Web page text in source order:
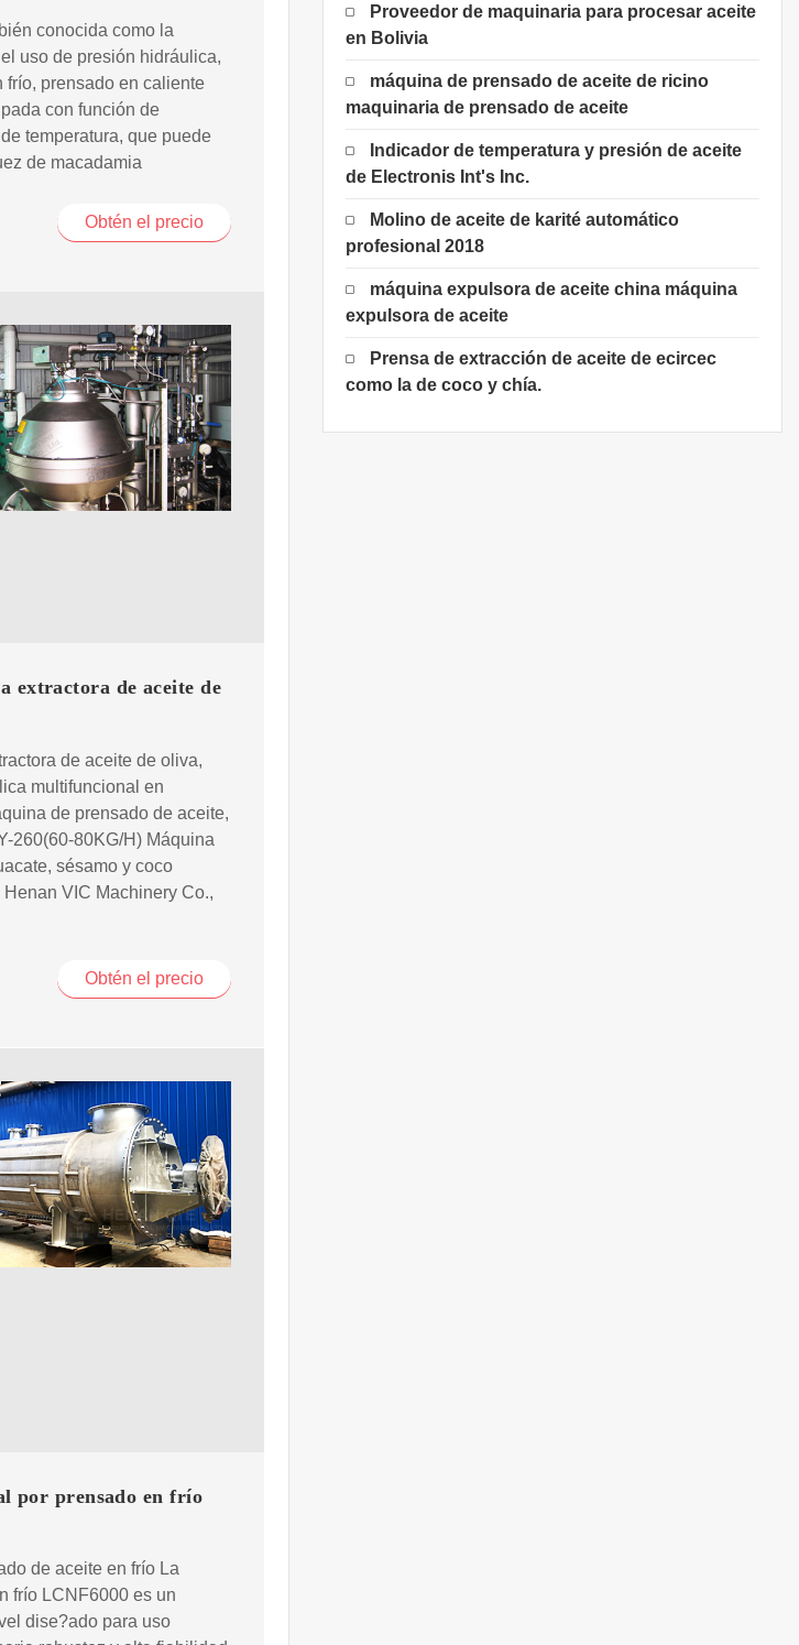
conocida como la
uso de presión hidráulica,
frío, prensado en caliente
con función de
temperatura, que puede
de macadamia
Obtén el precio
extractora de aceite de
de aceite de oliva,
multifuncional en
de prensado de aceite,
260(60-80KG/H) Máquina
sésamo y coco
VIC Machinery Co.,
Obtén el precio
por prensado en frío
de aceite en frío La
frío LCNF6000 es un
dise?ado para uso
Proveedor de maquinaria para procesar aceite
en Bolivia
máquina de prensado de aceite de ricino
maquinaria de prensado de aceite
Indicador de temperatura y presión de aceite
de Electronis Int's Inc.
Molino de aceite de karité automático
profesional 2018
máquina expulsora de aceite china máquina
expulsora de aceite
Prensa de extracción de aceite de ecircec
como la de coco y chía.